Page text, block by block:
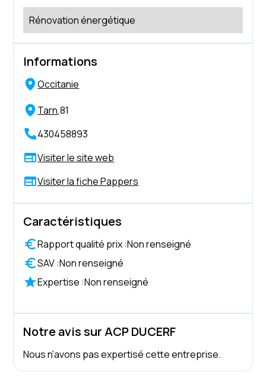
Rénovation énergétique
Informations
Occitanie
Tarn,81
430458893
Visiter le site web
Visiter la fiche Pappers
Caractéristiques
Rapport qualité prix :Non renseigné
SAV :Non renseigné
Expertise :Non renseigné
Notre avis sur ACP DUCERF
Nous n'avons pas expertisé cette entreprise.